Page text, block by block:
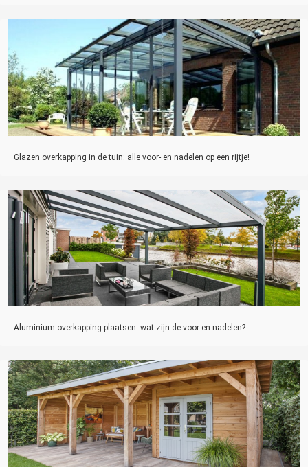
Glazen overkapping in de tuin: alle voor- en nadelen op een rijtje!
Aluminium overkapping plaatsen: wat zijn de voor-en nadelen?